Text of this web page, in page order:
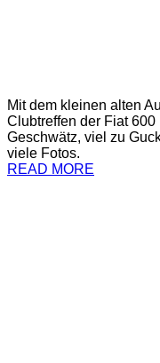
Mit dem kleinen alten
Clubtreffen der Fiat
Geschwätz, viel zu
viele Fotos.
READ MORE